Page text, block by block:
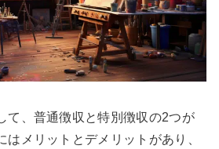
て、普通徴収と特別徴収の2つが
はメリットとデメリットがあり、